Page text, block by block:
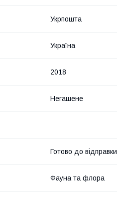
Укрпошта
Україна
2018
Негашене
Готово до відправки
Фауна та флора